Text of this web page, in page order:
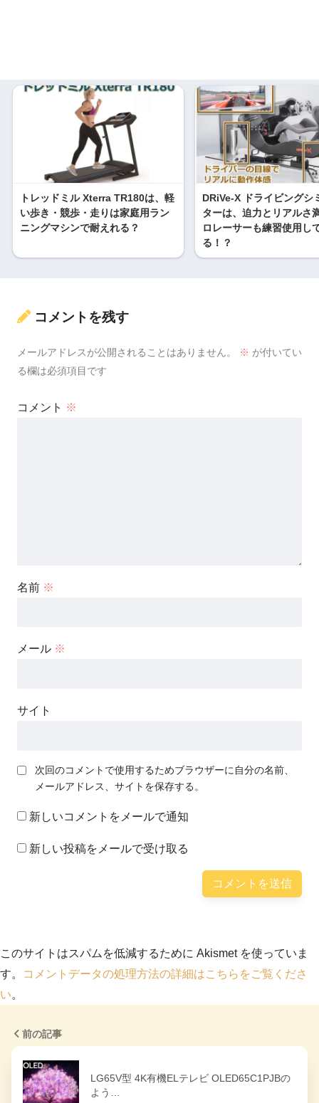
トレッドミル Xterra TR180は、軽
い歩き・競歩・走りは家庭用ラン
ニングマシンで耐えれる？
DRiVe-X ドライビングシ
ターは、迫力とリアルさ
ロレーサーも練習使用し
る！？
コメントを残す
メールアドレスが公開されることはありません。 ※ が付いてい
る欄は必須項目です
コメント ※
名前 ※
メール ※
サイト
次回のコメントで使用するためブラウザーに自分の名前、
メールアドレス、サイトを保存する。
新しいコメントをメールで通知
新しい投稿をメールで受け取る
このサイトはスパムを低減するために Akismet を使っていま
す。
コメントデータの処理方法の詳細はこちらをご覧くださ
い。
前の記事
LG65V型 4K有機ELテレビ OLED65C1PJBの
よう…